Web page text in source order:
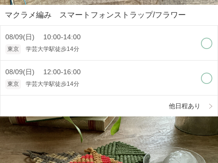
マクラメ編み スマートフォンストラップ/フラワー
08/09(日) 10:00-14:00
東京 学芸大学駅徒歩14分
08/09(日) 12:00-16:00
東京 学芸大学駅徒歩14分
他日程あり